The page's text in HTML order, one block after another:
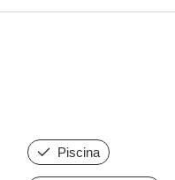
Piscina